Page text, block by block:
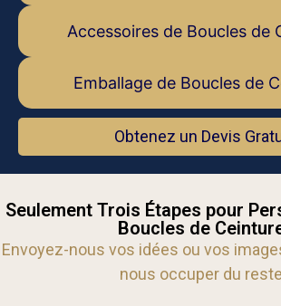
Accessoires de Boucles de
Emballage de Boucles de
Obtenez un Devis
Seulement Trois Étapes pour
Boucles de
Envoyez-nous vos idées ou vos
nous occuper du